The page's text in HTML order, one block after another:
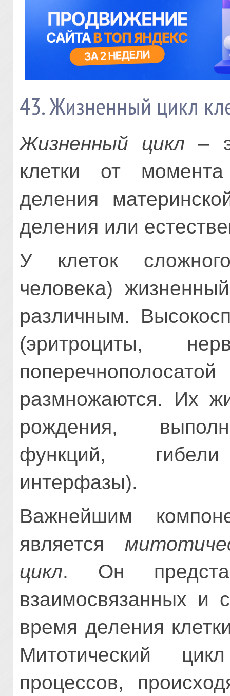
43. Жизненный цикл
Жизненный цикл –
клетки от
деления
деления или
У клеток
человека)
различным.
(эритроциты,
размножаются. Их
рождения,
функций, гибели
интерфазы).
Важнейшим
является
цикл. Он
взаимосвязанных и
время деления
Митотический
процессов,